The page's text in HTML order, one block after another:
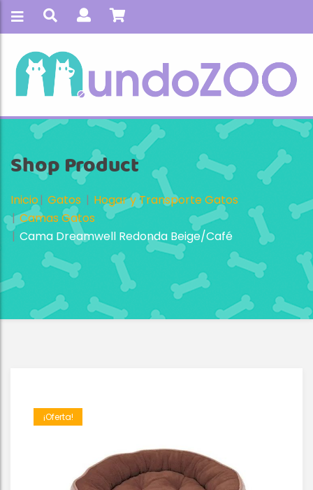
Shop Product
Inicio Gatos
Hogar y Transporte Gatos
Camas Gatos
Cama Dreamwell Redonda Beige/Café
¡Oferta!